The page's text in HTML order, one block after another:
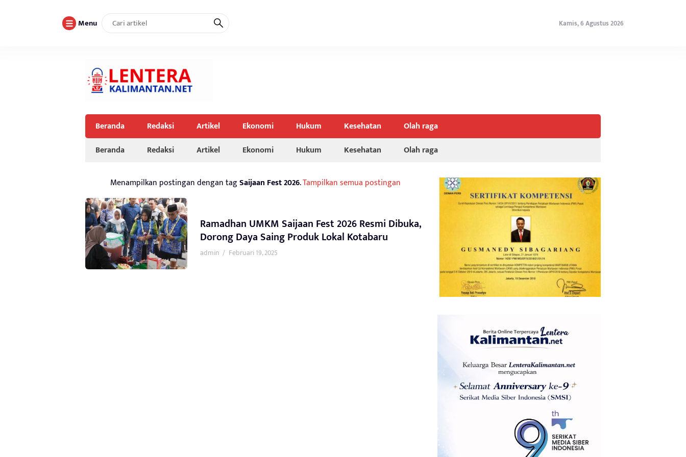
Menu Kamis, 6 Agustus 2026
Beranda Redaksi Artikel Ekonomi Hukum Kesehatan
Olah raga
Beranda
Redaksi Artikel Ekonomi Hukum Kesehatan Olah raga
Menampilkan postingan dengan tagSaijaan Fest 2026.Tampilkan semua postingan
Ramadhan UMKM Saijaan Fest 2026 Resmi Dibuka,
Dorong Daya Saing Produk Lokal Kotabaru
admin / Februari 19, 2025